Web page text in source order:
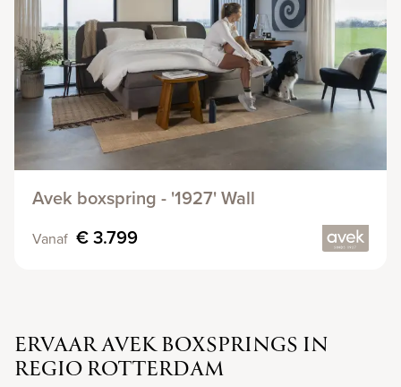
Avek boxspring - '1927' Wall
Vanaf € 3.799
ERVAAR AVEK BOXSPRINGS IN
REGIO ROTTERDAM